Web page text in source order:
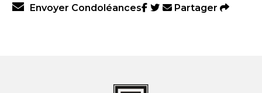
Envoyer Condoléances
Partager